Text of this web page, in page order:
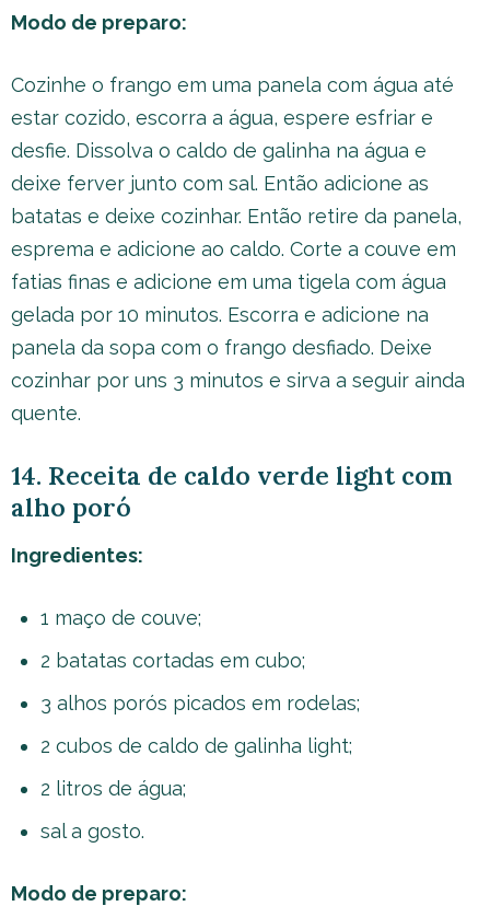
Modo de preparo:
Cozinhe o frango em uma panela com água até
estar cozido, escorra a água, espere esfriar e
desfie. Dissolva o caldo de galinha na água e
deixe ferver junto com sal. Então adicione as
batatas e deixe cozinhar. Então retire da panela,
esprema e adicione ao caldo. Corte a couve em
fatias finas e adicione em uma tigela com água
gelada por 10 minutos. Escorra e adicione na
panela da sopa com o frango desfiado. Deixe
cozinhar por uns 3 minutos e sirva a seguir ainda
quente.
14. Receita de caldo verde light com
alho poró
Ingredientes:
1 maço de couve;
2 batatas cortadas em cubo;
3 alhos porós picados em rodelas;
2 cubos de caldo de galinha light;
2 litros de água;
sal a gosto.
Modo de preparo: